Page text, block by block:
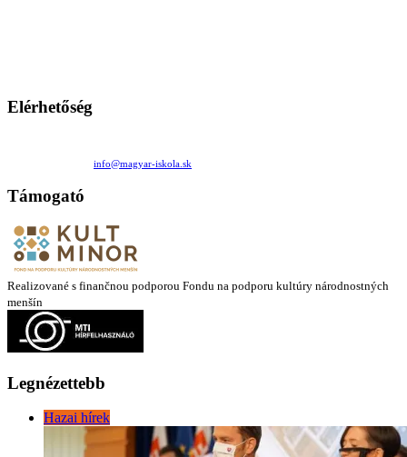
Elérhetőség
info@magyar-iskola.sk
Támogató
Realizované s finančnou podporou Fondu na podporu kultúry národnostných
menšín
Legnézettebb
Hazai hírek